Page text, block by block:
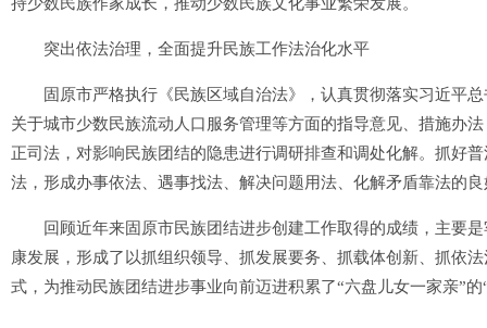
突出依法治理，全面提升民族工作法治化水平
固原市严格执行《民族区域自治法》，认真贯彻落实习近平总
关于城市少数民族流动人口服务管理等方面的指导意见、措施办
正司法，对影响民族团结的隐患进行调研排查和调处化解。抓好
法，形成办事依法、遇事找法、解决问题用法、化解矛盾靠法的
回顾近年来固原市民族团结进步创建工作取得的成绩，主要是
康发展，形成了以抓组织领导、抓发展要务、抓载体创新、抓依
式，为推动民族团结进步事业向前迈进积累了“六盘儿女一家亲”的